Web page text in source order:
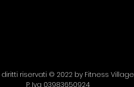
diritti riservati © 2022 by Fitness Village
P. Iva 03983650924